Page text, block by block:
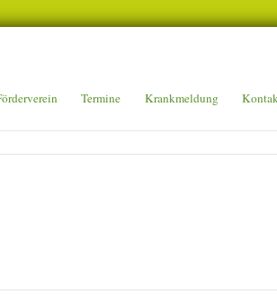
Termine Krankmeldung